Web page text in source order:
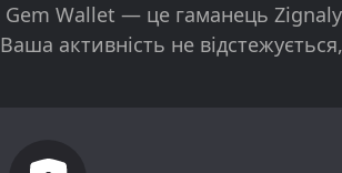
Gem Wallet — це гаманець
Ваша активність не